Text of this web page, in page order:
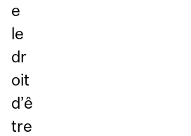
e
le
dr
oit
d’ê
tre